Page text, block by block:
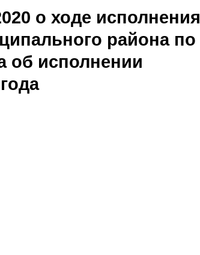
о ходе исполнения
района по
об исполнении